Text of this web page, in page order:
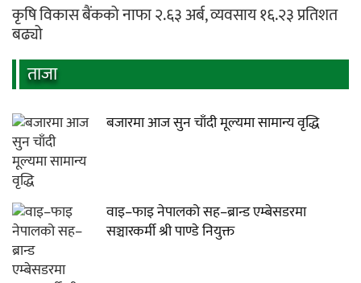
कृषि विकास बैंकको नाफा २.६३ अर्ब, व्यवसाय १६.२३ प्रतिशत
बढ्यो
ताजा
बजारमा आज सुन चाँदी मूल्यमा सामान्य वृद्धि
वाइ–फाइ नेपालको सह–ब्रान्ड एम्बेसडरमा
सञ्चारकर्मी श्री पाण्डे नियुक्त